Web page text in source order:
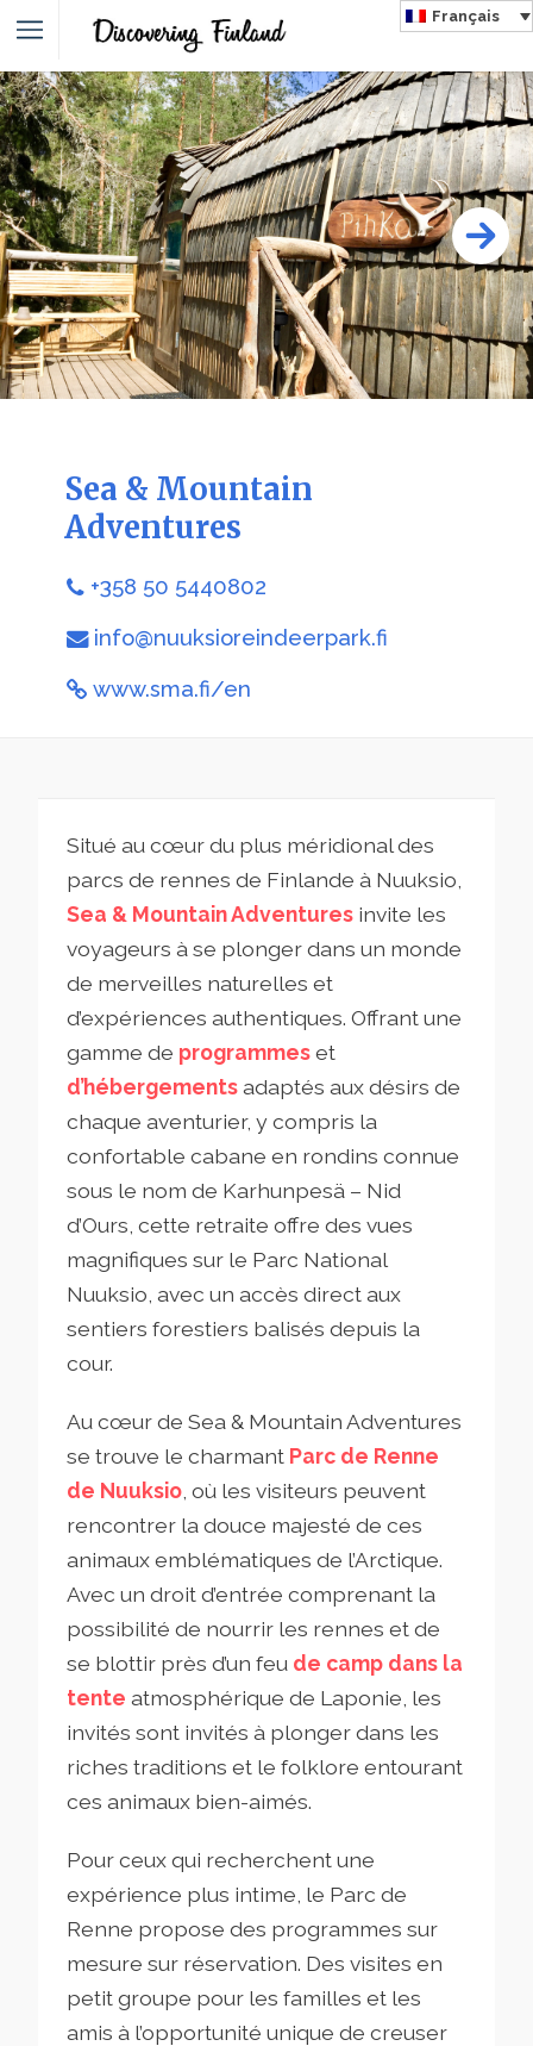
Français
Sea & Mountain
Adventures
+358 50 5440802
info@nuuksioreindeerpark.fi
www.sma.fi/en
Situé au cœur du plus méridional des
parcs de rennes de Finlande à Nuuksio,
Sea & Mountain Adventures invite les
voyageurs à se plonger dans un monde
de merveilles naturelles et
d’expériences authentiques. Offrant une
gamme de programmeset
d’hébergementsadaptés aux désirs de
chaque aventurier, y compris la
confortable cabane en rondins connue
sous le nom de Karhunpesä – Nid
d’Ours, cette retraite offre des vues
magnifiques sur le Parc National
Nuuksio, avec un accès direct aux
sentiers forestiers balisés depuis la
cour.
Au cœur de Sea & Mountain Adventures
se trouve le charmant Parc de Renne
de Nuuksio , où les visiteurs peuvent
rencontrer la douce majesté de ces
animaux emblématiques de l’Arctique.
Avec un droit d’entrée comprenant la
possibilité de nourrir les rennes et de
se blottir près d’un feu de camp dans la
tente atmosphérique de Laponie, les
invités sont invités à plonger dans les
riches traditions et le folklore entourant
ces animaux bien-aimés.
Pour ceux qui recherchent une
expérience plus intime, le Parc de
Renne propose des programmes sur
mesure sur réservation. Des visites en
petit groupe pour les familles et les
amis à l’opportunité unique de creuser